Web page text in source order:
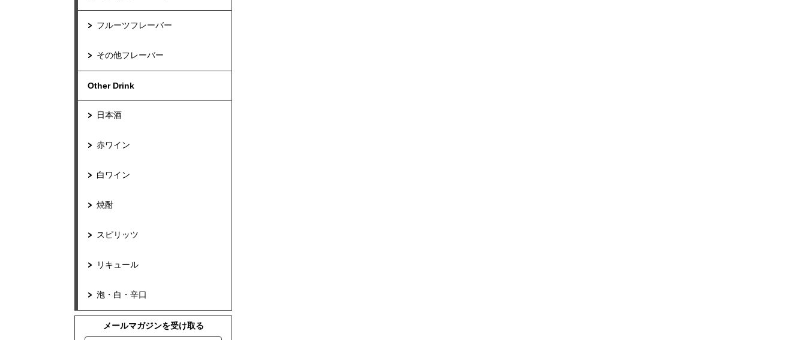
フルーツフレーバー
その他フレーバー
Other Drink
日本酒
赤ワイン
白ワイン
焼酎
スピリッツ
リキュール
泡・白・辛口
メールマガジンを受け取る